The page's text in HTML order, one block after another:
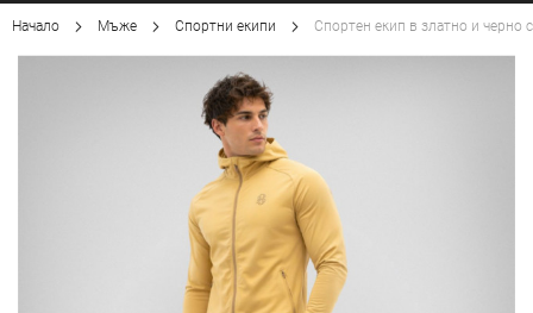
Начало Мъже Спортни екипи Спортен екип в златно и черно